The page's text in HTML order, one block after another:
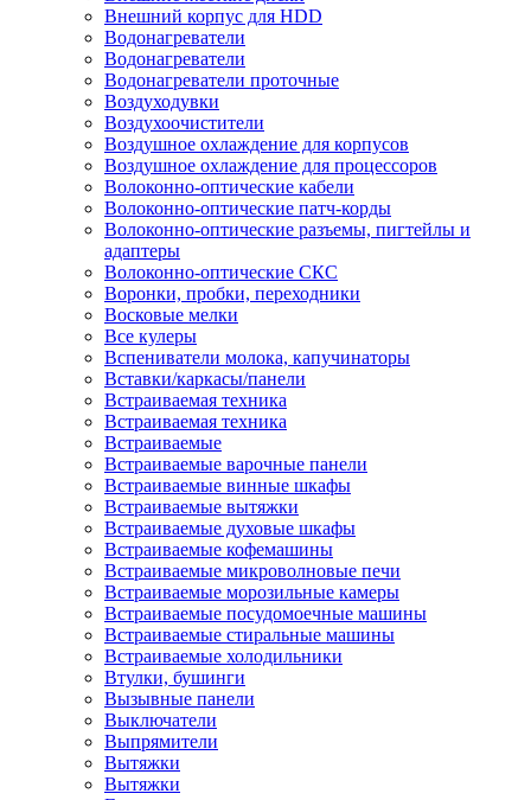
Внешний корпус для HDD
Водонагреватели
Водонагреватели
Водонагреватели проточные
Воздуходувки
Воздухоочистители
Воздушное охлаждение для корпусов
Воздушное охлаждение для процессоров
Волоконно-оптические кабели
Волоконно-оптические патч-корды
Волоконно-оптические разъемы, пигтейлы и
адаптеры
Волоконно-оптические СКС
Воронки, пробки, переходники
Восковые мелки
Все кулеры
Вспениватели молока, капучинаторы
Вставки/каркасы/панели
Встраиваемая техника
Встраиваемая техника
Встраиваемые
Встраиваемые варочные панели
Встраиваемые винные шкафы
Встраиваемые вытяжки
Встраиваемые духовые шкафы
Встраиваемые кофемашины
Встраиваемые микроволновые печи
Встраиваемые морозильные камеры
Встраиваемые посудомоечные машины
Встраиваемые стиральные машины
Встраиваемые холодильники
Втулки, бушинги
Вызывные панели
Выключатели
Выпрямители
Вытяжки
Вытяжки